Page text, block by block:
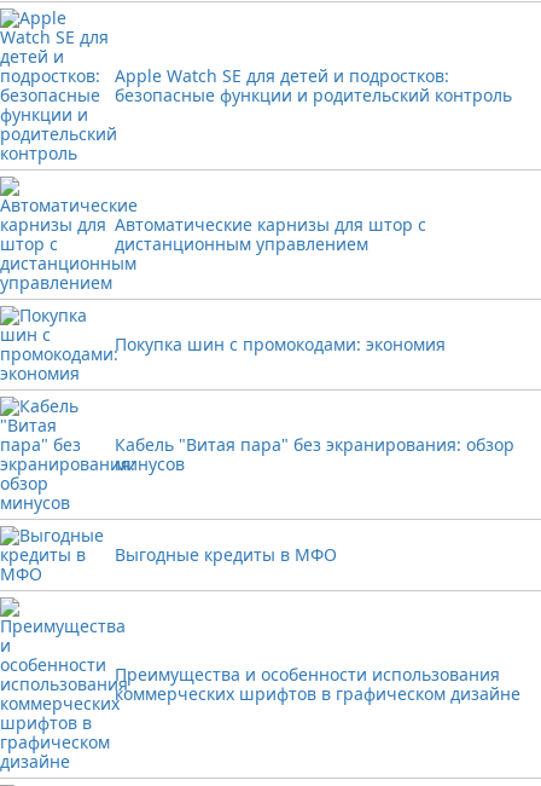
Apple Watch SE для детей и подростков:
безопасные функции и родительский контроль
Автоматические карнизы для штор с
дистанционным управлением
Покупка шин с промокодами: экономия
Кабель "Витая пара" без экранирования: обзор
минусов
Выгодные кредиты в МФО
Преимущества и особенности использования
коммерческих шрифтов в графическом дизайне